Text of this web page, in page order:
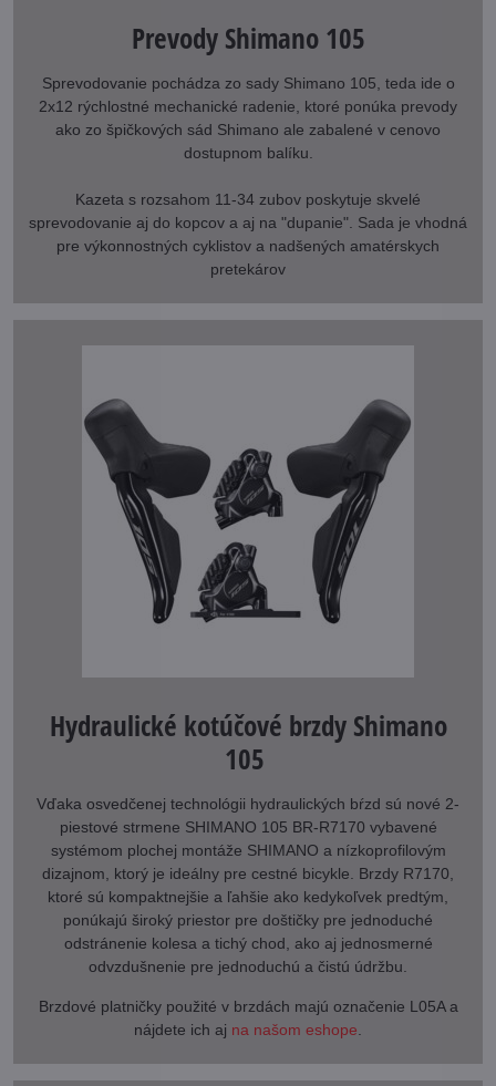
Prevody Shimano 105
Sprevodovanie pochádza zo sady Shimano 105, teda ide o
2x12 rýchlostné mechanické radenie, ktoré ponúka prevody
ako zo špičkových sád Shimano ale zabalené v cenovo
dostupnom balíku.
Kazeta s rozsahom 11-34 zubov poskytuje skvelé
sprevodovanie aj do kopcov a aj na "dupanie". Sada je vhodná
pre výkonnostných cyklistov a nadšených amatérskych
pretekárov
Hydraulické kotúčové brzdy Shimano
105
Vďaka osvedčenej technológii hydraulických bŕzd sú nové 2-
piestové strmene SHIMANO 105 BR-R7170 vybavené
systémom plochej montáže SHIMANO a nízkoprofilovým
dizajnom, ktorý je ideálny pre cestné bicykle. Brzdy R7170,
ktoré sú kompaktnejšie a ľahšie ako kedykoľvek predtým,
ponúkajú široký priestor pre doštičky pre jednoduché
odstránenie kolesa a tichý chod, ako aj jednosmerné
odvzdušnenie pre jednoduchú a čistú údržbu.
Brzdové platničky použité v brzdách majú označenie L05A a
nájdete ich aj na našom eshope